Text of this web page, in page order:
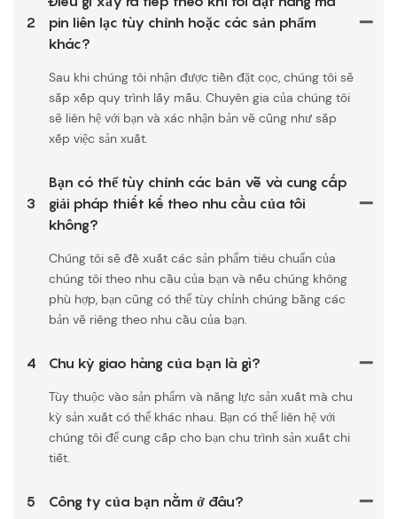
2
pin liên lạc tùy chỉnh hoặc các sản phẩm
khác?
Sau khi chúng tôi nhận được tiền đặt cọc, chúng tôi sẽ
sắp xếp quy trình lấy mẫu. Chuyên gia của chúng tôi
sẽ liên hệ với bạn và xác nhận bản vẽ cũng như sắp
xếp việc sản xuất.
3
Bạn có thể tùy chỉnh các bản vẽ và cung cấp
giải pháp thiết kế theo nhu cầu của tôi
không?
Chúng tôi sẽ đề xuất các sản phẩm tiêu chuẩn của
chúng tôi theo nhu cầu của bạn và nếu chúng không
phù hợp, bạn cũng có thể tùy chỉnh chúng bằng các
bản vẽ riêng theo nhu cầu của bạn.
4 Chu kỳ giao hàng của bạn là gì?
Tùy thuộc vào sản phẩm và năng lực sản xuất mà chu
kỳ sản xuất có thể khác nhau. Bạn có thể liên hệ với
chúng tôi để cung cấp cho bạn chu trình sản xuất chi
tiết.
5 Công ty của bạn nằm ở đâu?